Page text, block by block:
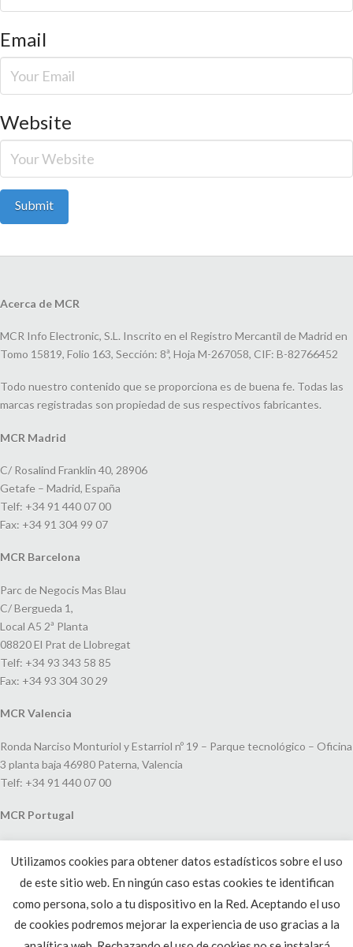
Email
Website
Acerca de MCR
MCR Info Electronic, S.L. Inscrito en el Registro Mercantil de Madrid en
Tomo 15819, Folio 163, Sección: 8ª, Hoja M-267058, CIF: B-82766452
Todo nuestro contenido que se proporciona es de buena fe. Todas las
marcas registradas son propiedad de sus respectivos fabricantes.
MCR Madrid
C/ Rosalind Franklin 40, 28906
Getafe – Madrid, España
Telf: +34 91 440 07 00
Fax: +34 91 304 99 07
MCR Barcelona
Parc de Negocis Mas Blau
C/ Bergueda 1,
Local A5 2ª Planta
08820 El Prat de Llobregat
Telf: +34 93 343 58 85
Fax: +34 93 304 30 29
MCR Valencia
Ronda Narciso Monturiol y Estarriol nº 19 – Parque tecnológico – Oficina
3 planta baja 46980 Paterna, Valencia
Telf: +34 91 440 07 00
MCR Portugal
João V, 24
1250-091 Lisboa, Portugal
Telf: +351 220 993 033
Utilizamos cookies para obtener datos estadísticos sobre el uso
de este sitio web. En ningún caso estas cookies te identifican
como persona, solo a tu dispositivo en la Red. Aceptando el uso
de cookies podremos mejorar la experiencia de uso gracias a la